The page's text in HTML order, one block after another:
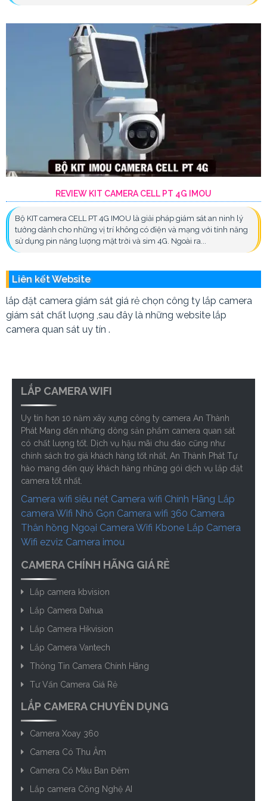
REVIEW KIT CAMERA CELL PT 4G IMOU
Bộ KIT camera CELL PT 4G IMOU là giải pháp giám sát an ninh lý
tưởng dành cho những vị trí không có điện và mạng với tính năng
sử dụng pin năng lượng mặt trời và sim 4G. Ngoài ra...
Liên kết Website
lắp đặt camera giám sát giá rẻ chọn công ty lắp camera
giám sát chất lượng ,sau đây là những website lắp
camera quan sát uy tín .
LẮP CAMERA WIFI
Uy tín hơn 10 năm xây xựng công ty camera An Thành
Phát Mang đến những dòng sản phẩm camera quan sát
có chất lượng tốt. Dịch vụ hậu mãi chu đáo cũng như
chính sách trợ giá khách hàng tốt nhất, An Thành Phát Tự
hào mang đến quý khách hàng những gói dịch vụ lắp đặt
camera tốt nhất.
Camera wifi siêu nét Camera wifi Chính Hãng Lắp
camera Wifi Nhỏ Gọn Camera wifi 360 Camera
Thân hồng Ngoại Camera Wifi Kbone Lắp Camera
Wifi ezviz Camera imou
CAMERA CHÍNH HÃNG GIÁ RẺ
Lắp camera kbvision
Lắp Camera Dahua
Lắp Camera Hikvision
Lắp Camera Vantech
Thông Tin Camera Chính Hãng
Tư Vấn Camera Giá Rẻ
LẮP CAMERA CHUYÊN DỤNG
Camera Xoay 360
Camera Có Thu Âm
Camera Có Màu Ban Đêm
Lắp camera Công Nghệ AI